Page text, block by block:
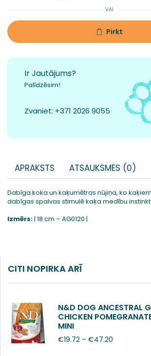
VAI
Pirkt
Ir Jautājums?
Palīdzēsim!
Zvaniet: +371 2026 9055
APRAKSTS ATSAUKSMES (0)
Dabīga koka un kaķumētras nūjiņa, ko
dabīgas spalvas stimulē kaķa medību
Izmērs:| 18 cm – AG0120 |
CITI NOPIRKA ARĪ
N&D DOG ANCESTRAL
CHICKEN
MINI
€19.72 – €47.20